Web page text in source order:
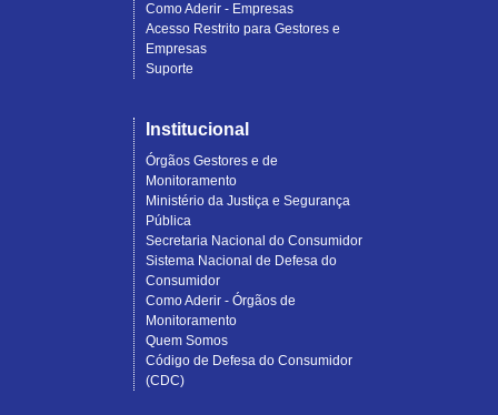
Como Aderir - Empresas
Acesso Restrito para Gestores e
Empresas
Suporte
Institucional
Órgãos Gestores e de
Monitoramento
Ministério da Justiça e Segurança
Pública
Secretaria Nacional do Consumidor
Sistema Nacional de Defesa do
Consumidor
Como Aderir - Órgãos de
Monitoramento
Quem Somos
Código de Defesa do Consumidor
(CDC)